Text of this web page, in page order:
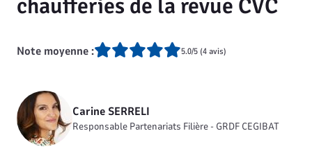
chaufferies de la revue CVC
Note moyenne : 5.0/5 (4 avis)
Carine SERRELI
Responsable Partenariats Filière - GRDF CEGIBAT